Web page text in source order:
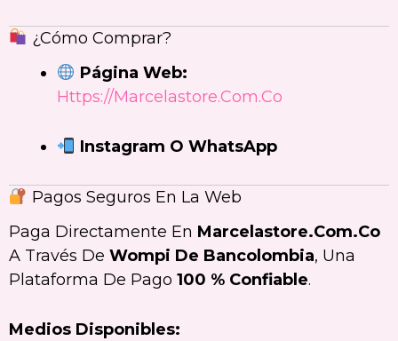
¿Cómo Comprar?
Página Web:
Https://marcelastore.com.co
Instagram O WhatsApp
Pagos Seguros En La Web
Paga Directamente En Marcelastore.com.co
A Través De Wompi De Bancolombia, Una
Plataforma De Pago 100 % Confiable.
Medios Disponibles: